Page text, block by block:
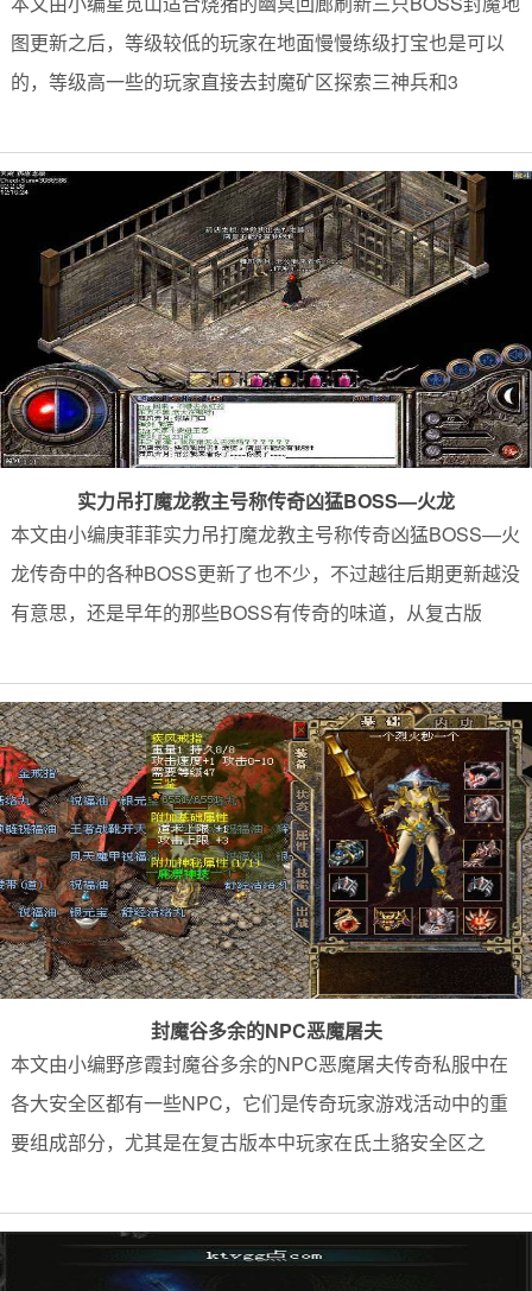
图更新之后，等级较低的玩家在地面慢慢练级打宝也是可以
的，等级高一些的玩家直接去封魔矿区探索三神兵和3
实力吊打魔龙教主号称传奇凶猛BOSS—火龙
本文由小编庚菲菲实力吊打魔龙教主号称传奇凶猛BOSS—火
龙传奇中的各种BOSS更新了也不少，不过越往后期更新越没
有意思，还是早年的那些BOSS有传奇的味道，从复古版
封魔谷多余的NPC恶魔屠夫
本文由小编野彦霞封魔谷多余的NPC恶魔屠夫传奇私服中在
各大安全区都有一些NPC，它们是传奇玩家游戏活动中的重
要组成部分，尤其是在复古版本中玩家在氐土貉安全区之